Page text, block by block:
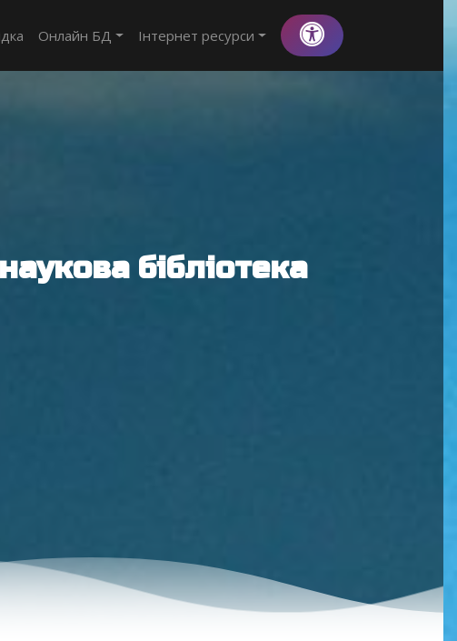
Онлайн БД Інтернет ресурси
бібліотека